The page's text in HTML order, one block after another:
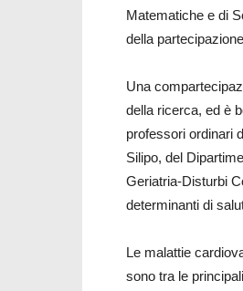
Matematiche e di
della
Una
della ricerca, ed è
professori ordinari
Silipo, del
Geriatria-Disturbi
determinanti di
Le malattie
sono tra le